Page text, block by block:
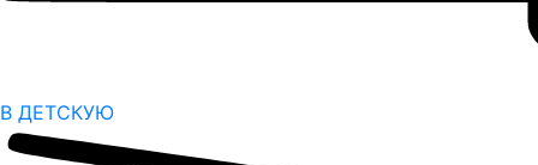
В ДЕТСКУЮ